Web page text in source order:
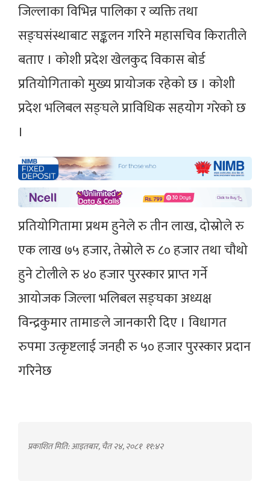
जिल्लाका विभिन्न पालिका र व्यक्ति तथा
सङ्घसंस्थाबाट सङ्कलन गरिने महासचिव किरातीले
बताए । कोशी प्रदेश खेलकुद विकास बोर्ड
प्रतियोगिताको मुख्य प्रायोजक रहेको छ । कोशी
प्रदेश भलिबल सङ्घले प्राविधिक सहयोग गरेको छ
।
प्रतियोगितामा प्रथम हुनेले रु तीन लाख, दोस्रोले रु
एक लाख ७५ हजार, तेस्रोले रु ८० हजार तथा चौथो
हुने टोलीले रु ४० हजार पुरस्कार प्राप्त गर्ने
आयोजक जिल्ला भलिबल सङ्घका अध्यक्ष
विन्द्रकुमार तामाङले जानकारी दिए । विधागत
रुपमा उत्कृष्टलाई जनही रु ५० हजार पुरस्कार प्रदान
गरिनेछ
प्रकाशित मिति: आइतबार, चैत २४, २०८१ ११:४२